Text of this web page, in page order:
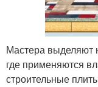
Мастера выделяют
где применяются
строительные